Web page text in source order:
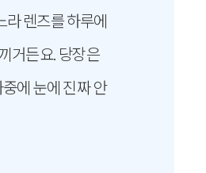
라 렌즈를 하루에
거든요. 당장은
에 눈에 진짜 안